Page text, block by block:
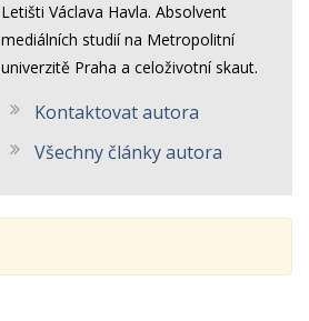
Letišti Václava Havla. Absolvent
mediálních studií na Metropolitní
univerzitě Praha a celoživotní skaut.
Kontaktovat autora
Všechny články autora